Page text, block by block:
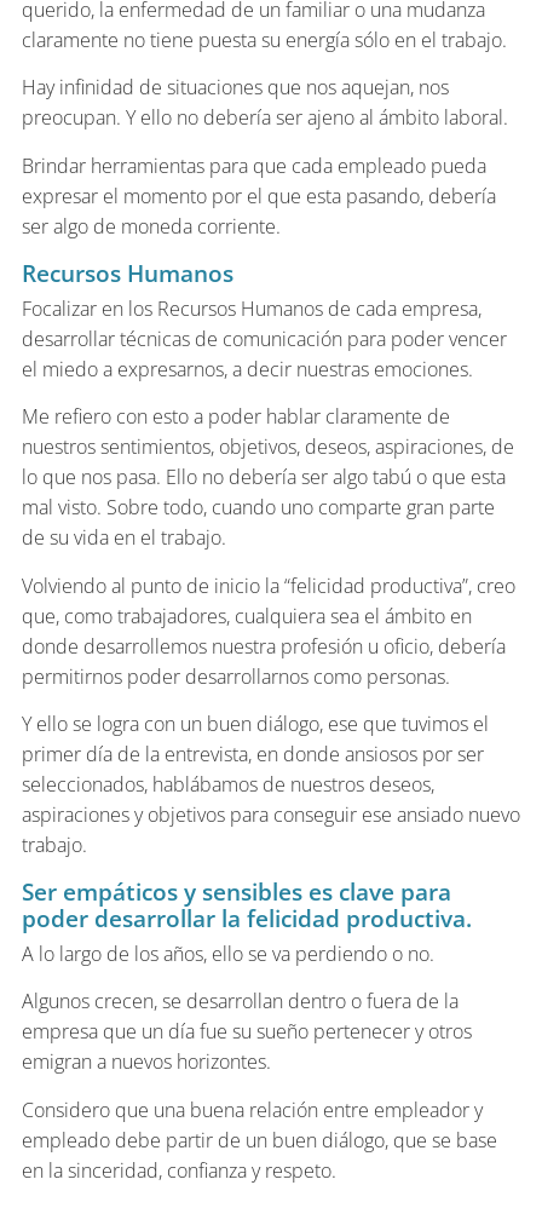
querido, la enfermedad de un familiar o una mudanza
claramente no tiene puesta su energía sólo en el trabajo.
Hay infinidad de situaciones que nos aquejan, nos
preocupan. Y ello no debería ser ajeno al ámbito laboral.
Brindar herramientas para que cada empleado pueda
expresar el momento por el que esta pasando, debería
ser algo de moneda corriente.
Recursos Humanos
Focalizar en los Recursos Humanos de cada empresa,
desarrollar técnicas de comunicación para poder vencer
el miedo a expresarnos, a decir nuestras emociones.
Me refiero con esto a poder hablar claramente de
nuestros sentimientos, objetivos, deseos, aspiraciones, de
lo que nos pasa. Ello no debería ser algo tabú o que esta
mal visto. Sobre todo, cuando uno comparte gran parte
de su vida en el trabajo.
Volviendo al punto de inicio la “felicidad productiva”, creo
que, como trabajadores, cualquiera sea el ámbito en
donde desarrollemos nuestra profesión u oficio, debería
permitirnos poder desarrollarnos como personas.
Y ello se logra con un buen diálogo, ese que tuvimos el
primer día de la entrevista, en donde ansiosos por ser
seleccionados, hablábamos de nuestros deseos,
aspiraciones y objetivos para conseguir ese ansiado nuevo
trabajo.
Ser empáticos y sensibles es clave para
poder desarrollar la felicidad productiva.
A lo largo de los años, ello se va perdiendo o no.
Algunos crecen, se desarrollan dentro o fuera de la
empresa que un día fue su sueño pertenecer y otros
emigran a nuevos horizontes.
Considero que una buena relación entre empleador y
empleado debe partir de un buen diálogo, que se base
en la sinceridad, confianza y respeto.